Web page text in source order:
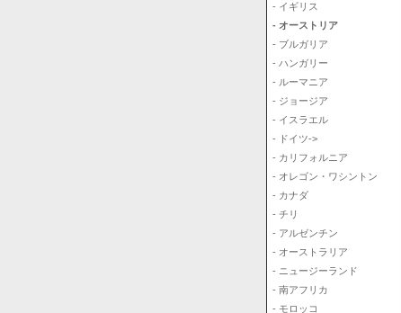
- イギリス
- オーストリア
- ブルガリア
- ハンガリー
- ルーマニア
- ジョージア
- イスラエル
- ドイツ->
- カリフォルニア
- オレゴン・ワシントン
- カナダ
- チリ
- アルゼンチン
- オーストラリア
- ニュージーランド
- 南アフリカ
- モロッコ